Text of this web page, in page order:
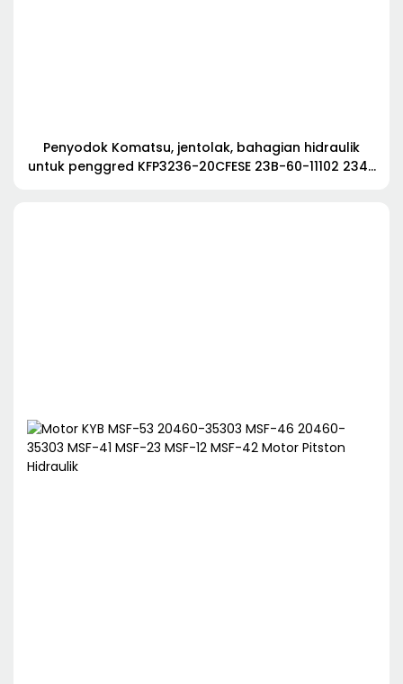
Penyodok Komatsu, jentolak, bahagian hidraulik
untuk penggred KFP3236-20CFESE 23B-60-11102 234-